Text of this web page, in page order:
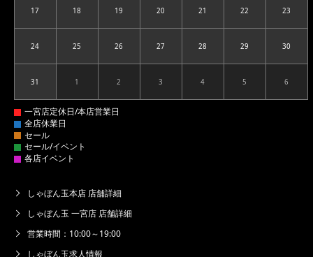
172026.08.17 182026.08.18 192026.08.19 202026.08.20 212026.08.21 222026.08.22 23
242026.08.24 252026.08.25 262026.08.26 272026.08.27 282026.08.28 292026.08.29 30
312026.08.31 12026.09.01 22026.09.02 32026.09.03 42026.09.04 52026.09.05 6
しゃぼん玉本店 店舗詳細
しゃぼん玉 一宮店 店舗詳細
営業時間：10:00～19:00
しゃぼん玉求人情報